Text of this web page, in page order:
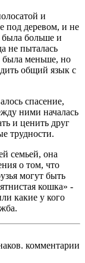
и
под деревом, и не
больше и
не пыталась
была меньше, но
общий язык с
спасение,
ними началась
и ценить друг
трудности.
семьей, она
о том, что
могут быть
кошка» -
какие у кого
комментарии